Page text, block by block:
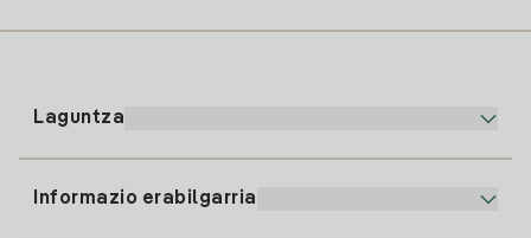
Laguntza
Informazio erabilgarria